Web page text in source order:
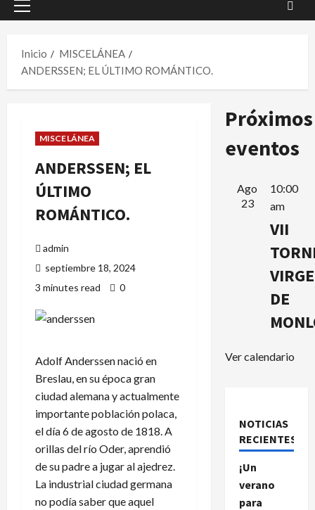
Menú
Inicio
MISCELÁNEA
ANDERSSEN; EL ÚLTIMO ROMÁNTICO.
MISCELÁNEA
ANDERSSEN; EL
ÚLTIMO
ROMÁNTICO.
admin
septiembre 18, 2024
3 minutes read
0
Adolf Anderssen nació en
Breslau, en su época gran
ciudad alemana y actualmente
importante población polaca,
el día 6 de agosto de 1818. A
orillas del río Oder, aprendió
de su padre a jugar al ajedrez.
La industrial ciudad germana
no podía saber que aquel
Próximos
eventos
Ago
23
10:00
am
VII
DE
Ver calendario
NOTICIAS
RECIENTES.
¡Un
verano
para